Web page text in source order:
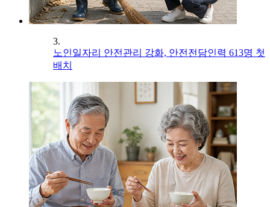
3.
노인일자리 안전관리 강화, 안전전담인력 613명 첫
배치